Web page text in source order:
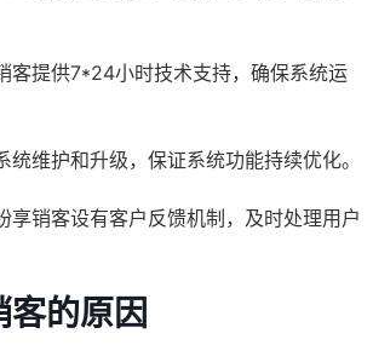
客提供7*24小时技术支持，确保系统运
统维护和升级，保证系统功能持续优化。
享销客设有客户反馈机制，及时处理用户
的原因